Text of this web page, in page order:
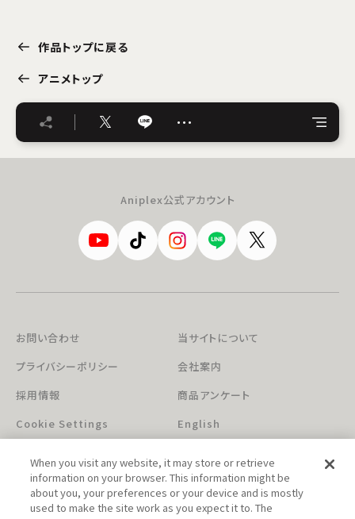
作品トップに戻る
アニメトップ
…
Aniplex公式アカウント
お問い合わせ
当サイトについて
プライバシーポリシー
会社案内
採用情報
商品アンケート
Cookie Settings
English
When you visit any website, it may store or retrieve
information on your browser. This information might be
about you, your preferences or your device and is mostly
used to make the site work as you expect it to. The